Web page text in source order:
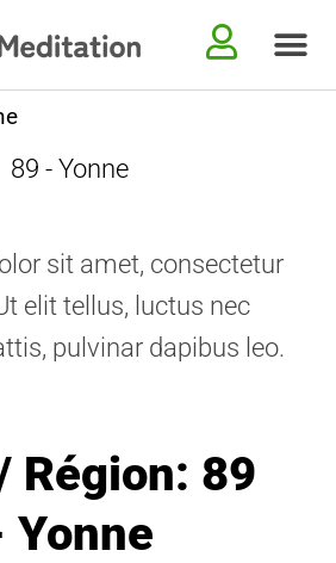
89 - Yonne
sit amet, consectetur
elit tellus, luctus nec
pulvinar dapibus leo.
Région: 89
Yonne